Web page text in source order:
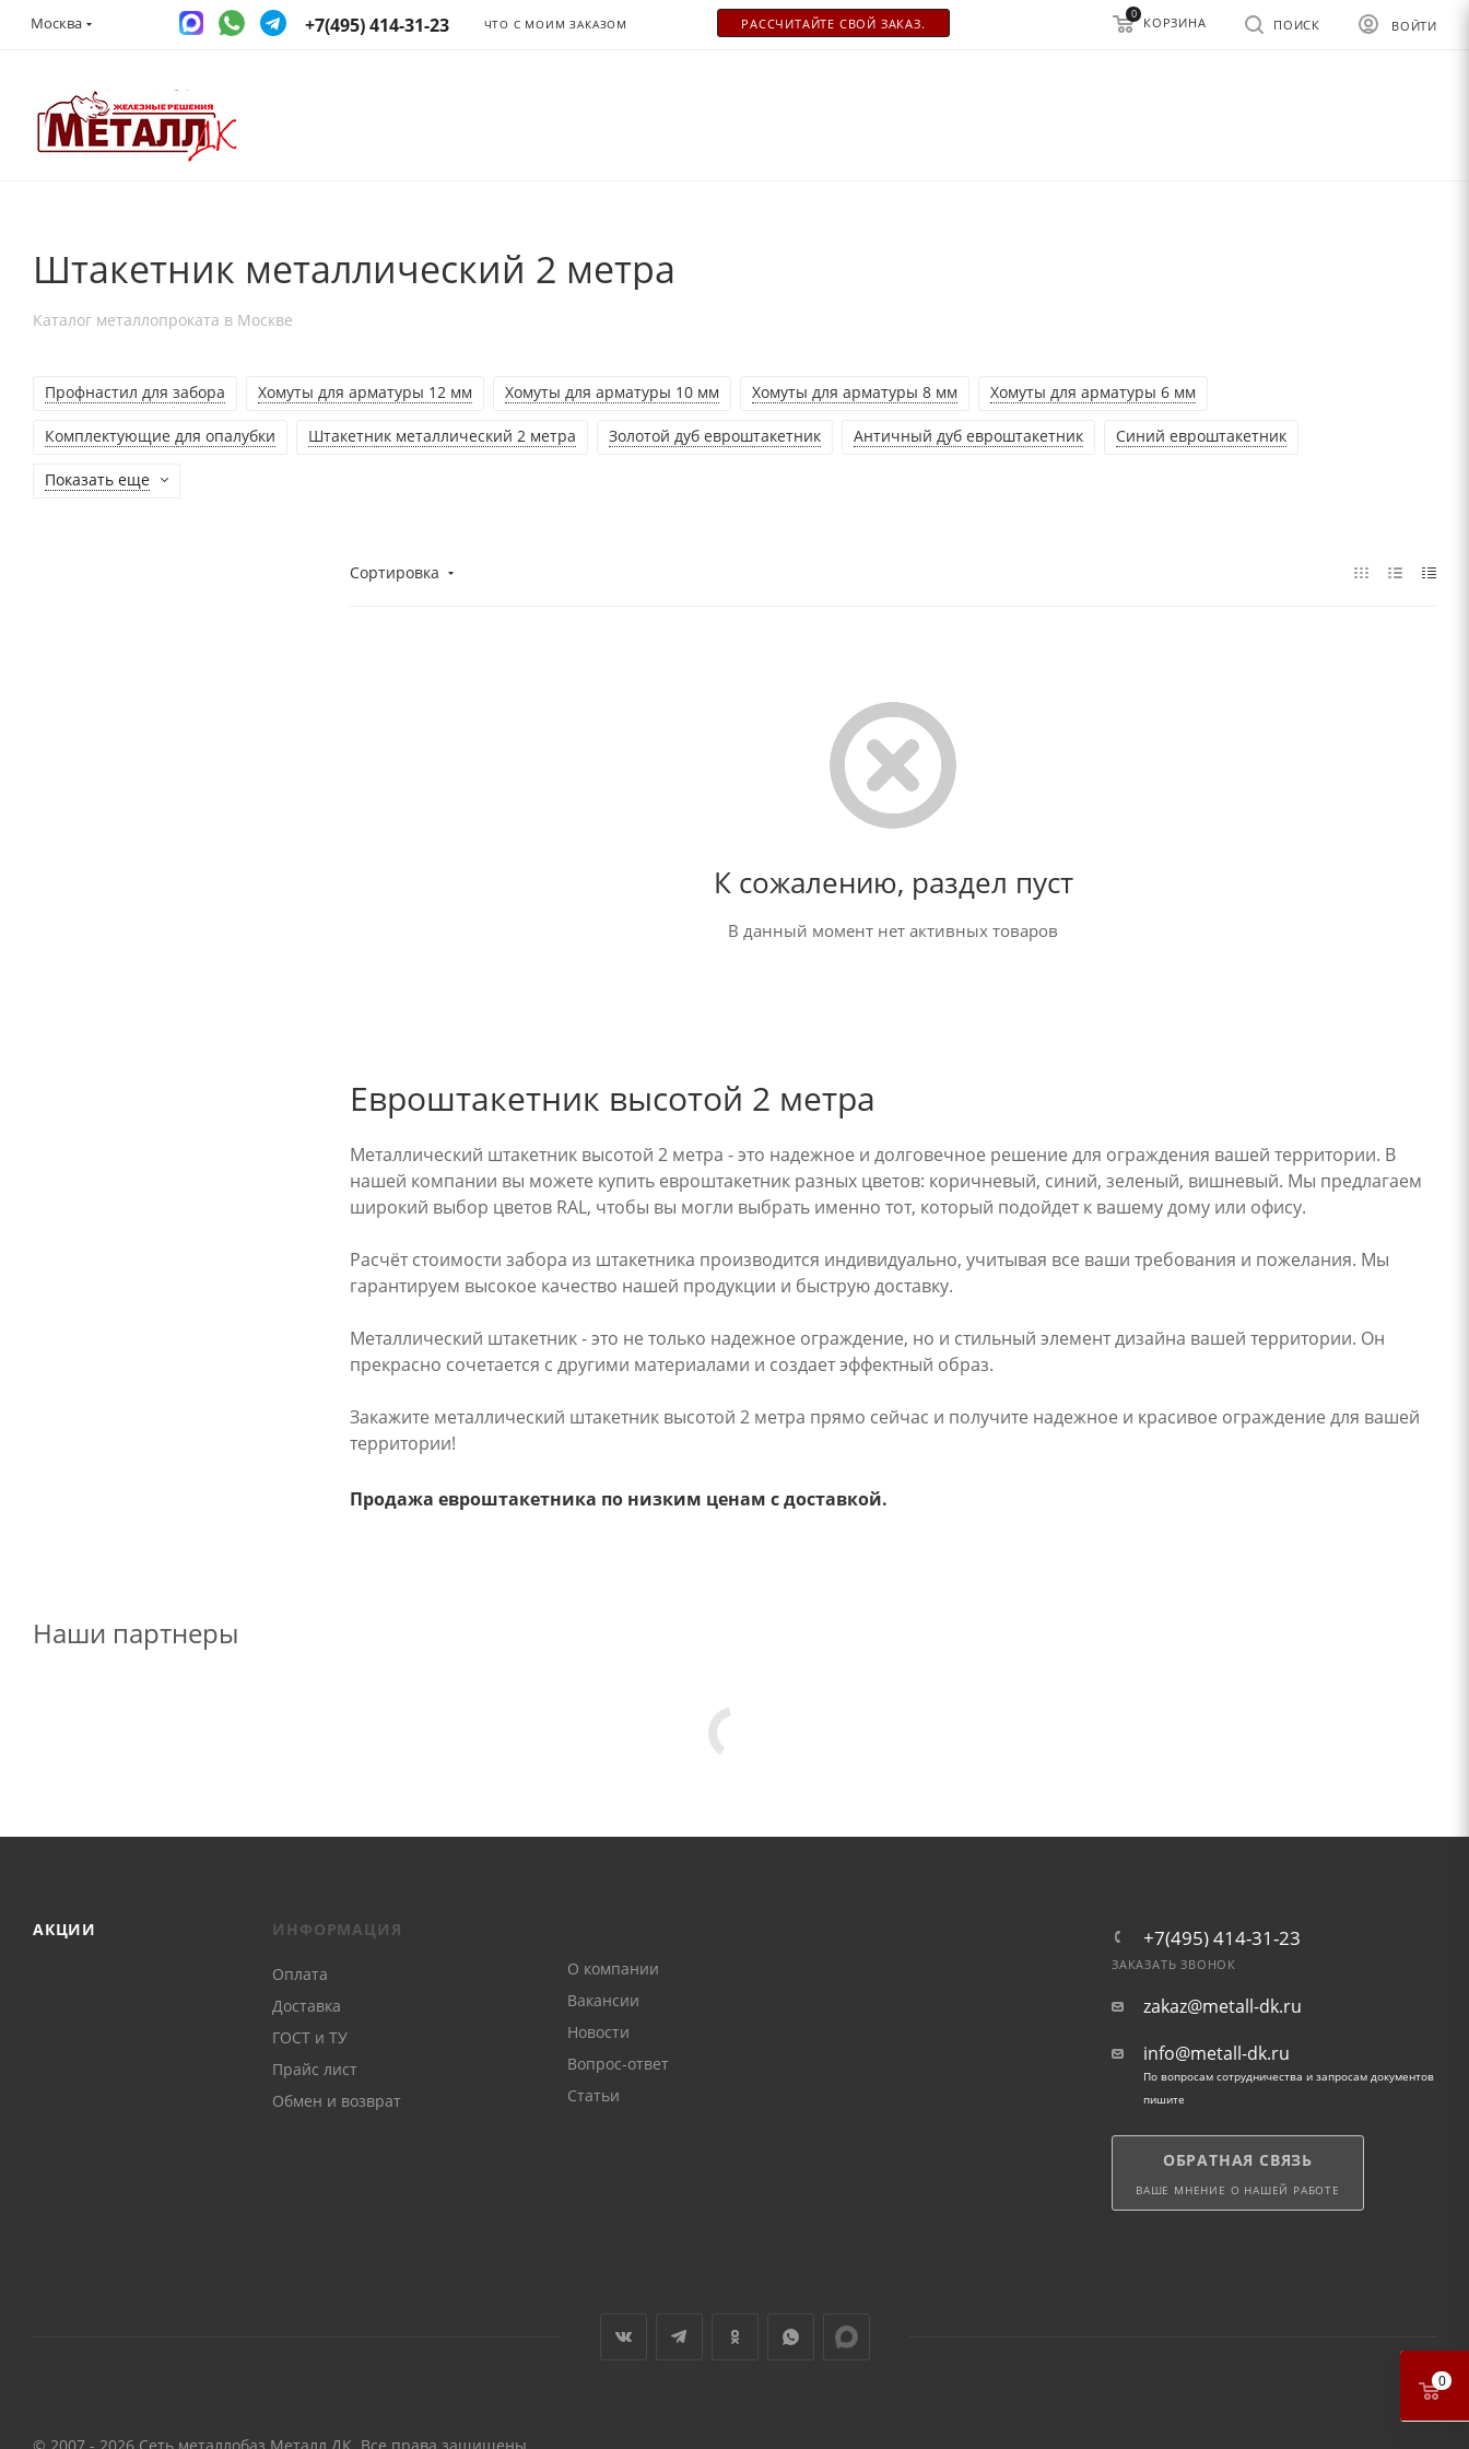
Москва +7(495) 414-31-23 ЧТО С МОИМ ЗАКАЗОМ РАСCЧИТАЙТЕ СВОЙ ЗАКАЗ. ВОЙТИ
ПОИСК
0
КОРЗИНА
Штакетник металлический 2 метра
Каталог металлопроката в Москве
Профнастил для забора Хомуты для арматуры 12 мм Хомуты для арматуры 10 мм Хомуты для арматуры 8 мм Хомуты для арматуры 6 мм
Комплектующие для опалубки Штакетник металлический 2 метра Золотой дуб евроштакетник Античный дуб евроштакетник Синий евроштакетник
Показать еще
Сортировка
К сожалению, раздел пуст
В данный момент нет активных товаров
Евроштакетник высотой 2 метра
Металлический штакетник высотой 2 метра - это надежное и долговечное решение для ограждения вашей территории. В
нашей компании вы можете купить евроштакетник разных цветов: коричневый, синий, зеленый, вишневый. Мы предлагаем
широкий выбор цветов RAL, чтобы вы могли выбрать именно тот, который подойдет к вашему дому или офису.
Расчёт стоимости забора из штакетника производится индивидуально, учитывая все ваши требования и пожелания. Мы
гарантируем высокое качество нашей продукции и быструю доставку.
Металлический штакетник - это не только надежное ограждение, но и стильный элемент дизайна вашей территории. Он
прекрасно сочетается с другими материалами и создает эффектный образ.
Закажите металлический штакетник высотой 2 метра прямо сейчас и получите надежное и красивое ограждение для вашей
территории!
Продажа евроштакетника по низким ценам с доставкой.
Наши партнеры
АКЦИИ ИНФОРМАЦИЯ
Оплата
Доставка
ГОСТ и ТУ
Прайс лист
Обмен и возврат
О компании
Вакансии
Новости
Вопрос-ответ
Статьи
+7(495) 414-31-23
ЗАКАЗАТЬ ЗВОНОК
zakaz@metall-dk.ru
info@metall-dk.ru
По вопросам сотрудничества и запросам документов
пишите
ОБРАТНАЯ СВЯЗЬ
ВАШЕ МНЕНИЕ О НАШЕЙ РАБОТЕ
0